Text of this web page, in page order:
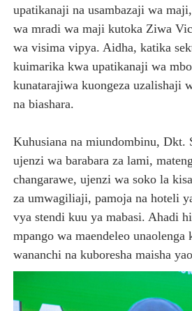
upatikanaji na usambazaji wa
wa mradi wa maji kutoka Ziwa
wa visima vipya. Aidha, katika
kuimarika kwa upatikanaji wa
kunatarajiwa kuongeza uzalishaji
na biashara.
Kuhusiana na miundombinu, Dkt.
ujenzi wa barabara za lami,
changarawe, ujenzi wa soko la
za umwagiliaji, pamoja na hoteli
vya stendi kuu ya mabasi. Ahadi
mpango wa maendeleo unaolenga
wananchi na kuboresha maisha